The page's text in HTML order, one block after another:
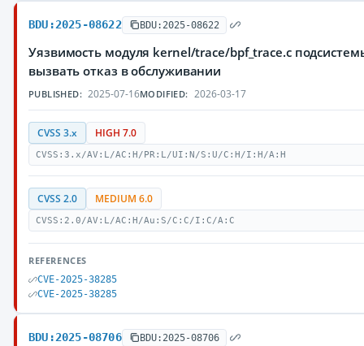
BDU:2025-08622 BDU:2025-08622
Уязвимость модуля kernel/trace/bpf_trace.c
вызвать отказ в обслуживании
PUBLISHED: 2025-07-16MODIFIED: 2026-03-17
CVSS 3.x HIGH 7.0
CVSS:3.x/AV:L/AC:H/PR:L/UI:N/S:U/C:H/I:H/A:H
CVSS 2.0 MEDIUM 6.0
CVSS:2.0/AV:L/AC:H/Au:S/C:C/I:C/A:C
REFERENCES
CVE-2025-38285
CVE-2025-38285
BDU:2025-08706 BDU:2025-08706